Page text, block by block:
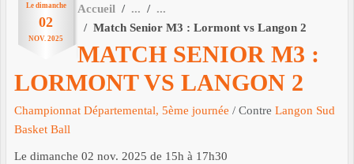
Le dimanche
02
NOV. 2025
Accueil
Match Senior M3 : Lormont vs Langon 2
MATCH SENIOR M3 :
LORMONT VS LANGON 2
Championnat Départemental, 5ème journée / Contre Langon Sud
Basket Ball
Le dimanche 02 nov. 2025 de 15h à 17h30